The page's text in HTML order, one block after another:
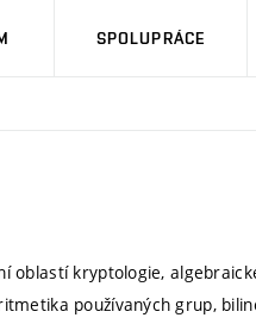
SPOLUPRÁCE
oblastí kryptologie,
používaných grup,